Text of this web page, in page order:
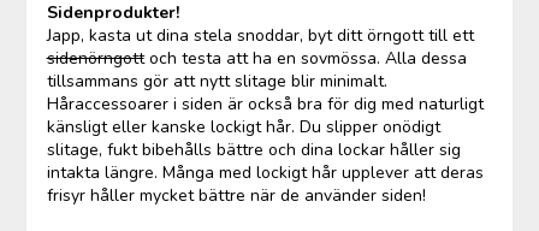
Sidenprodukter!
Japp, kasta ut dina stela snoddar, byt ditt örngott till ett
sidenörngottoch testa att ha en sovmössa. Alla dessa
tillsammans gör att nytt slitage blir minimalt.
Håraccessoarer i siden är också bra för dig med naturligt
känsligt eller kanske lockigt hår. Du slipper onödigt
slitage, fukt bibehålls bättre och dina lockar håller sig
intakta längre. Många med lockigt hår upplever att deras
frisyr håller mycket bättre när de använder siden!